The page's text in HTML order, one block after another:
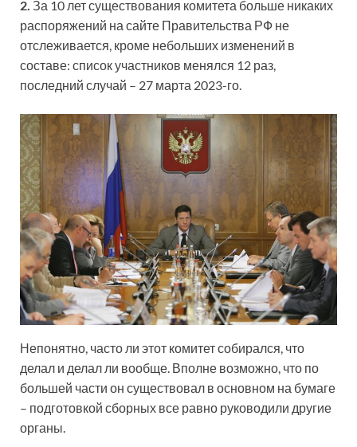
2. За 10 лет существования комитета больше никаких
распоряжений на сайте Правительства РФ не
отслеживается, кроме небольших изменений в
составе: список участников менялся 12 раз,
последний случай – 27 марта 2023-го.
Непонятно, часто ли этот комитет собирался, что
делал и делал ли вообще. Вполне возможно, что по
большей части он существовал в основном на бумаге
– подготовкой сборных все равно руководили другие
органы.